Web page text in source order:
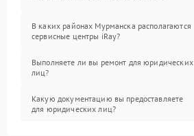
В каких районах Мурманска располагаются
сервисные центры iRay?
Выполняете ли вы ремонт для юридических
лиц?
Какую документацию вы предоставляете
для юридических лиц?